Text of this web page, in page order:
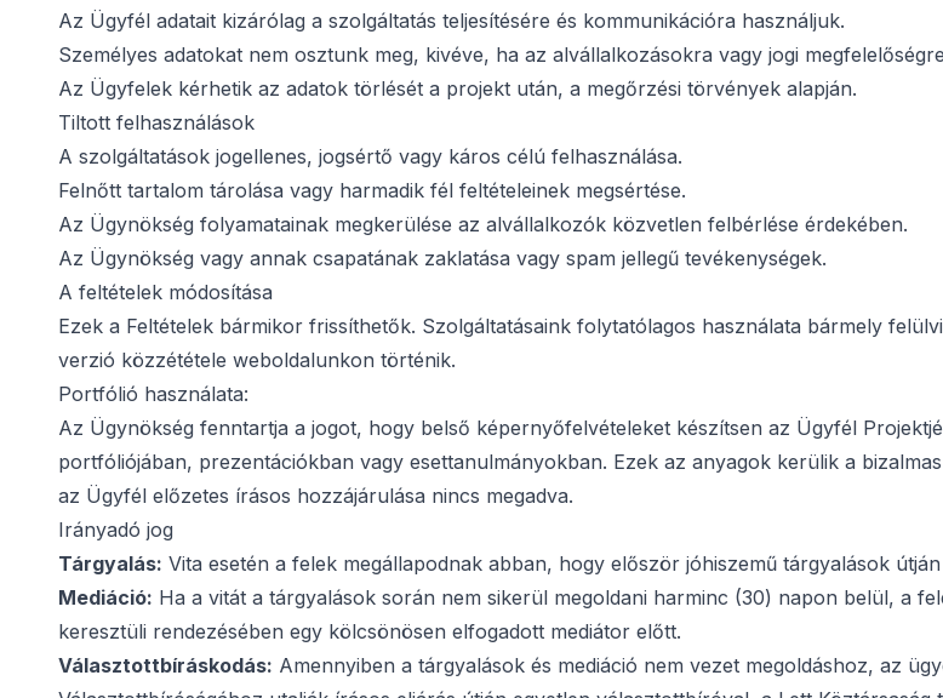
Az Ügyfél adatait kizárólag a szolgáltatás teljesítésére és kommunikációra használjuk.
Személyes adatokat nem osztunk meg, kivéve, ha az alvállalkozásokra vagy jogi
Az Ügyfelek kérhetik az adatok törlését a projekt után, a megőrzési törvények alapján.
Tiltott felhasználások
A szolgáltatások jogellenes, jogsértő vagy káros célú felhasználása.
Felnőtt tartalom tárolása vagy harmadik fél feltételeinek megsértése.
Az Ügynökség folyamatainak megkerülése az alvállalkozók közvetlen felbérlése érdekében.
Az Ügynökség vagy annak csapatának zaklatása vagy spam jellegű tevékenységek.
A feltételek módosítása
Ezek a Feltételek bármikor frissíthetők. Szolgáltatásaink folytatólagos használata bármely
verzió közzététele weboldalunkon történik.
Portfólió használata:
Az Ügynökség fenntartja a jogot, hogy belső képernyőfelvételeket készítsen az Ügyfél
portfóliójában, prezentációkban vagy esettanulmányokban. Ezek az anyagok kerülik a
az Ügyfél előzetes írásos hozzájárulása nincs megadva.
Irányadó jog
Tárgyalás: Vita esetén a felek megállapodnak abban, hogy először jóhiszemű tárgyalások
Mediáció: Ha a vitát a tárgyalások során nem sikerül megoldani harminc (30) napon belül, a
keresztüli rendezésében egy kölcsönösen elfogadott mediátor előtt.
Választottbíráskodás: Amennyiben a tárgyalások és mediáció nem vezet megoldáshoz, az